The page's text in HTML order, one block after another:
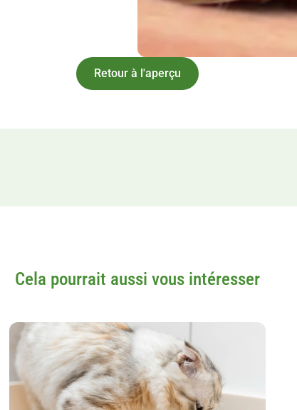
Cela pourrait aussi vous intéresser
Retour à l'aperçu